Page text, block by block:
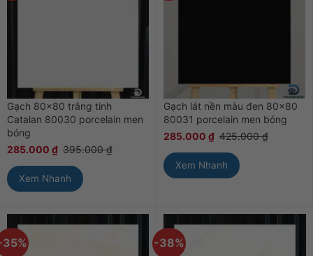
Gạch 80×80 trắng tinh
Catalan 80030 porcelain men
bóng
285.000 ₫ 395.000₫
Xem Nhanh
Gạch lát nền màu đen 80×80
80031 porcelain men bóng
285.000 ₫ 425.000₫
Xem Nhanh
-38%